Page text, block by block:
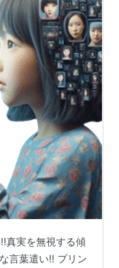
真実を無視する傾
言葉遣い!! プリン